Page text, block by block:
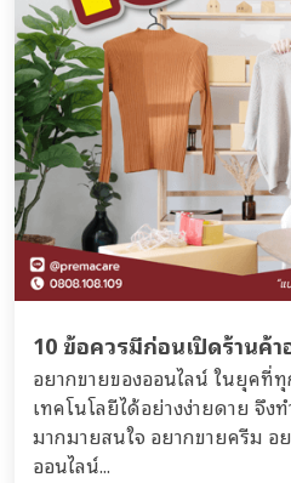
10 ข้อควรมีก่อนเปิดร้านค้
อยากขายของออนไลน์ ในยุคที่
เทคโนโลยีได้อย่างง่ายดาย จึ
มากมายสนใจ อยากขายครีม อ
ออนไลน์...